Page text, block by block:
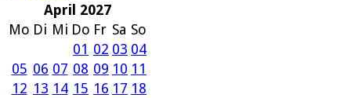
April 2027
Mo Di Mi Do Fr Sa So
01 02 03 04
05 06 07 08 09 10 11
12 13 14 15 16 17 18